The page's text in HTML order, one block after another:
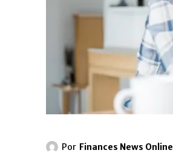
Por Finances News Online